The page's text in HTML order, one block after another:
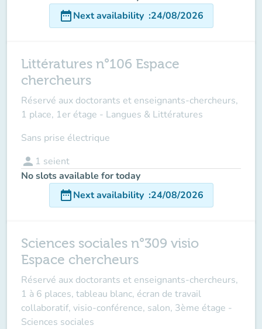
date_rangeNext availability :24/08/2026
Littératures n°106 Espace
chercheurs
Réservé aux doctorants et enseignants-chercheurs,
1 place, 1er étage - Langues & Littératures
Sans prise électrique
person 1 seient
No slots available for today
date_rangeNext availability :24/08/2026
Sciences sociales n°309 visio
Espace chercheurs
Réservé aux doctorants et enseignants-chercheurs,
1 à 6 places, tableau blanc, écran de travail
collaboratif, visio-conférence, salon, 3ème étage -
Sciences sociales